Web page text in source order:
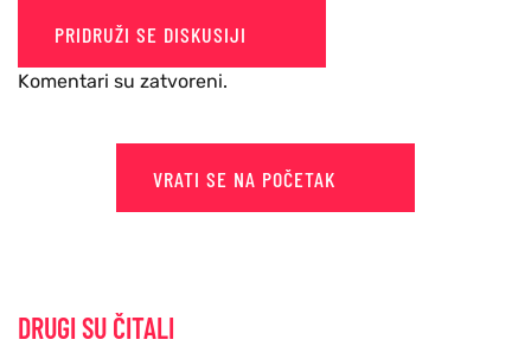
PRIDRUŽI SE DISKUSIJI
Komentari su zatvoreni.
VRATI SE NA POČETAK
DRUGI SU ČITALI